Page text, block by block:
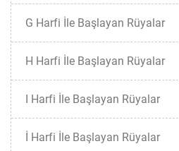
G Harfi İle Başlayan Rüyalar
H Harfi İle Başlayan Rüyalar
I Harfi İle Başlayan Rüyalar
İ Harfi İle Başlayan Rüyalar